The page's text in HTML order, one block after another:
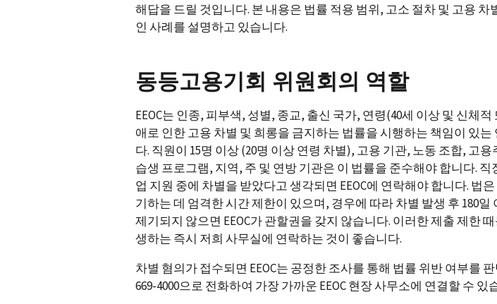
해답을 드릴 것입니다. 본 내용은 법률 적용 범위, 고소 절차 및 고용 차
인 사례를 설명하고 있습니다.
동등고용기회 위원회의 역할
EEOC는 인종, 피부색, 성별, 종교, 출신 국가, 연령(40세 이상 및 신체
애로 인한 고용 차별 및 희롱을 금지하는 법률을 시행하는 책임이 있는
다. 직원이 15명 이상 (20명 이상 연령 차별), 고용 기관, 노동 조합, 고용
습생 프로그램, 지역, 주 및 연방 기관은 이 법률을 준수해야 합니다. 직
업 지원 중에 차별을 받았다고 생각되면 EEOC에 연락해야 합니다. 법
기하는 데 엄격한 시간 제한이 있으며, 경우에 따라 차별 발생 후 180일
제기되지 않으면 EEOC가 관할권을 갖지 않습니다. 이러한 제출 제한
생하는 즉시 저희 사무실에 연락하는 것이 좋습니다.
차별 혐의가 접수되면 EEOC는 공정한 조사를 통해 법률 위반 여부를
669-4000으로 전화하여 가장 가까운 EEOC 현장 사무소에 연결할 수 있